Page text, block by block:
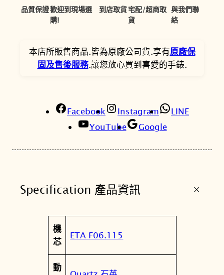
0
3
2
。
0
紳
士
藍
年
代
刻
錶
1
7
.
品質保證歡迎到現場選
購!
到店取貨宅配/超商取
貨
與我們聯
絡
本店所販售商品.皆為原廠公司貨.享有原廠保
固及售後服務.讓您放心買到喜愛的手錶.
Facebook Instagram
LINE
YouTube
Google
Specification 產品資訊 +
屬
性
值
機
芯
ETA F06.115
動